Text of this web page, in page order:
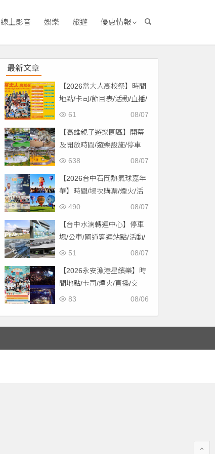
線上影音 娛樂 旅遊 優惠情報
最新文章
【2026當大人高校祭】時間
地點/卡司/節目表/活動/直播/
交通，免費入場！
08/07
61
【高雄親子遊樂園區】開幕
及開放時間/遊樂設施/停車
場/交通一次看！
08/07
638
【2026台中石岡熱氣球嘉年
華】時間/場次購票/煙火/活
動/交通，土牛運動公園登08/07
490
【台中水湳轉運中心】停車
場/公車/國道客運站點/活動/
交通，啟用免費停車！ 08/07
51
【2026永安漁港星繽樂】時
間地點/卡司/煙火/直播/交
通，免費入場！
08/06
83